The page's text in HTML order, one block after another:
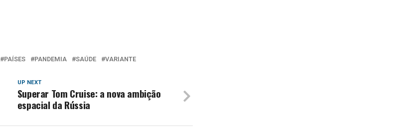
PAÍSES PANDEMIA SAÚDE VARIANTE
UP NEXT
Superar Tom Cruise: a nova ambição
espacial da Rússia